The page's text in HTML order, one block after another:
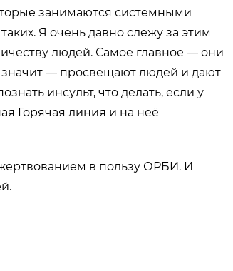
занимаются системными
Я очень давно слежу за этим
людей. Самое главное — они
значит — просвещают людей и дают
инсульт, что делать, если у
Горячая линия и на неё
в пользу ОРБИ. И